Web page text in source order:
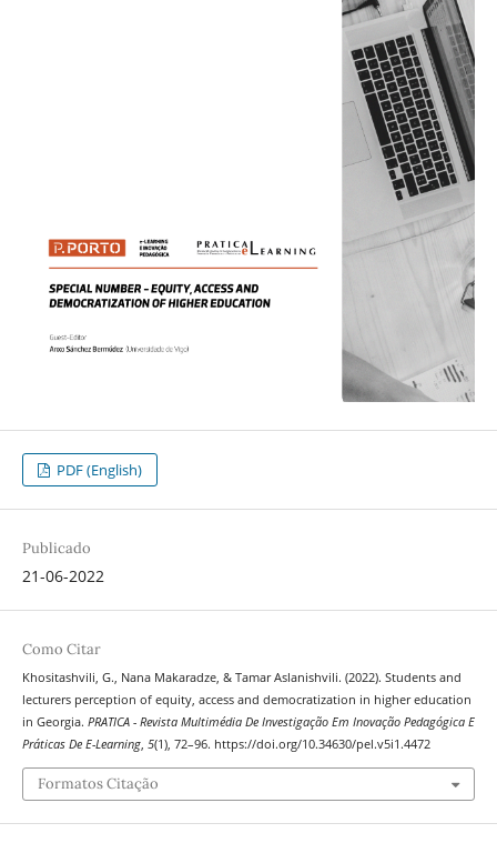
PDF (English)
Publicado
21-06-2022
Como Citar
Khositashvili, G., Nana Makaradze, & Tamar Aslanishvili. (2022). Students and
lecturers perception of equity, access and democratization in higher education
in Georgia. PRATICA - Revista Multimédia De Investigação Em Inovação Pedagógica E
Práticas De E-Learning, 5(1), 72–96. https://doi.org/10.34630/pel.v5i1.4472
Formatos Citação